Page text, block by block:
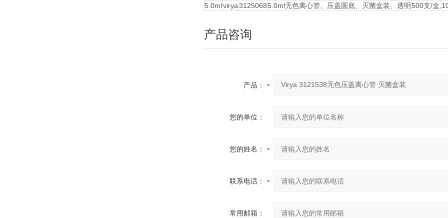
5.0mlvirya31250685.0ml无色离心管、压盖圆底、灭菌盒装、透明500支/盒
产品咨询
产品：
您的单位：
您的姓名：
联系电话：
常用邮箱：